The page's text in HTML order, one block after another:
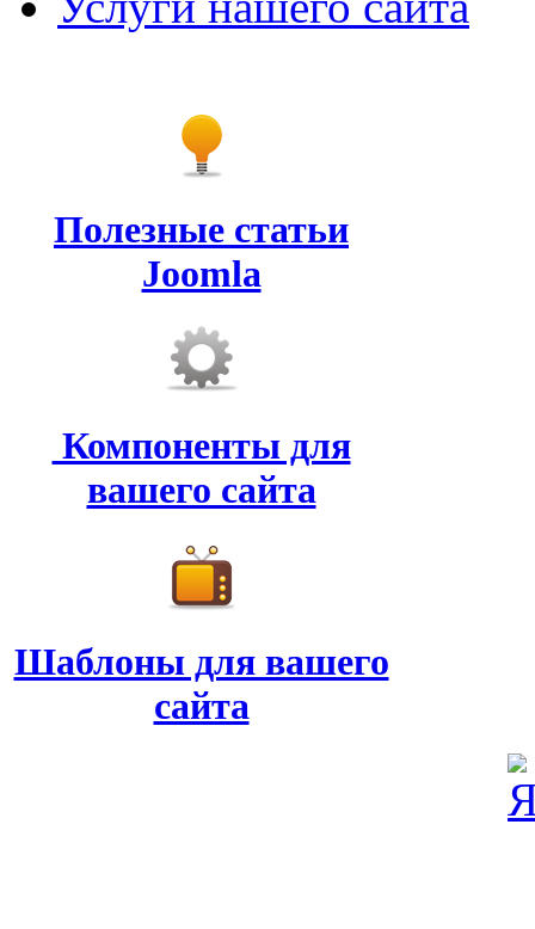
Полезные статьи
Joomla
Компоненты для
вашего сайта
Шаблоны для вашего
сайта